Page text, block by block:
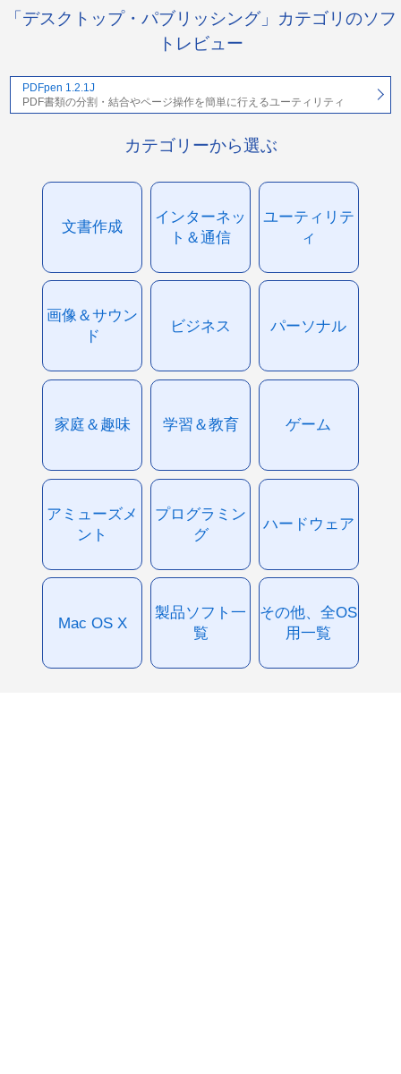
「デスクトップ・パブリッシング」カテゴリのソフ
トレビュー
PDFpen 1.2.1J
PDF書類の分割・結合やページ操作を簡単に行えるユーティリティ
カテゴリーから選ぶ
文書作成
インターネッ
ト＆通信
ユーティリテ
ィ
画像＆サウン
ド
ビジネス パーソナル
家庭＆趣味 学習＆教育 ゲーム
アミューズメ
ント
プログラミン
グ
ハードウェア
Mac OS X
製品ソフト一
覧
その他、全OS
用一覧